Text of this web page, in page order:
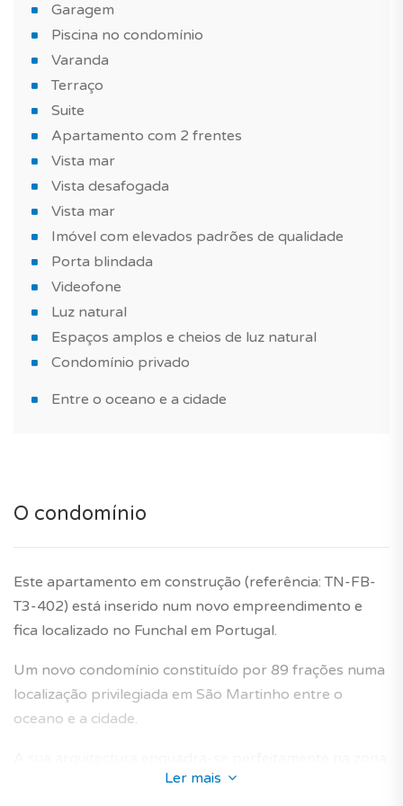
para ler um livro.
Quais são as outras características que adicionam valor
a este imóvel?
equipado, imóvel com elevados padrões de qualidade,
proveito de uma piscina no condomínio para passar
bons momentos com a família ou com amigos.
Para completar, este imóvel é vendido com 2 lugares
de estacionamento. Conte também com uma
arrecadação na cave.
Este apartamento com 2 frentes é perfeito se deseja
comprar um imóvel novo para investimento imobiliário,
habitação principal ou uma casa de férias.
Já sabia? Com a TAGUS NOVO, beneficia do apoio de
especialistas na área da nova construção para realizar
Serviço 100% gratuito!
*As características e imagens/fotos do apartamento
modelo têm carácter informativo e não dispensa a
visita ao imóvel ou confirmação.
Garantia do construtor de 10 anos incluída.
Garagem
Piscina no condomínio
Varanda
Terraço
Suite
Apartamento com 2 frentes
Vista mar
Vista desafogada
Vista mar
Imóvel com elevados padrões de qualidade
Porta blindada
Videofone
Luz natural
Espaços amplos e cheios de luz natural
Condomínio privado
Entre o oceano e a cidade
O condomínio
Este apartamento em construção (referência: TN-FB-
T3-402) está inserido num novo empreendimento e
fica localizado no Funchal em Portugal.
Um novo condomínio constituído por 89 frações numa
localização privilegiada em São Martinho entre o
oceano e a cidade.
envolvente e oferece apartamentos novos concebidos
Ler mais